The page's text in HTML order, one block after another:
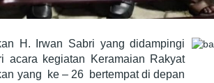
H. Irwan Sabri yang didampingi
acara kegiatan Keramaian Rakyat
yang ke – 26 bertempat di depan